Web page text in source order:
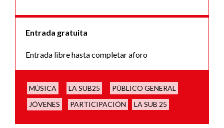
Entrada gratuita
Entrada libre hasta completar aforo
MÚSICA LA SUB25
PÚBLICO GENERAL
JÓVENES
PARTICIPACIÓN LA SUB 25